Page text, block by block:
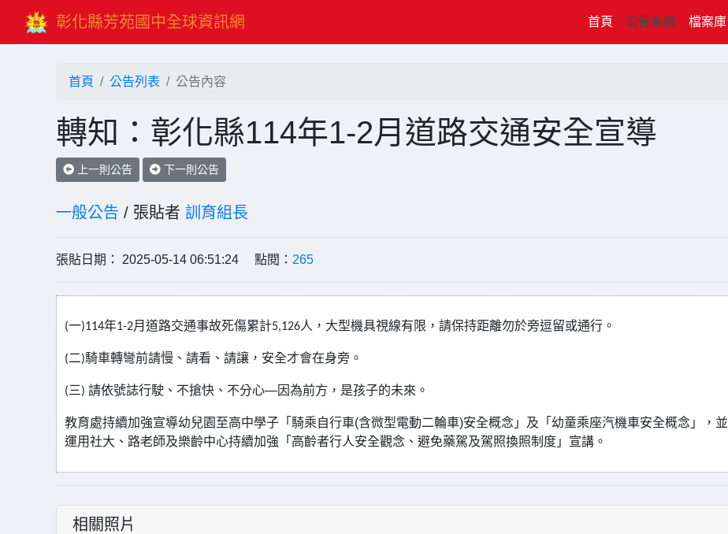
彰化縣芳苑國中全球資訊網 首頁(current)
公告系統 檔案庫
首頁 公告列表 公告內容
轉知：彰化縣114年1-2月道路交通安全宣導
上一則公告 下一則公告
一般公告 / 張貼者 訓育組長
張貼日期： 2025-05-14 06:51:24 點閱： 265
(一)114年1-2月道路交通事故死傷累計5,126人，大型機具視線有限，請保持距離勿於旁逗留或通行。
(二)騎車轉彎前請慢、請看、請讓，安全才會在身旁。
(三) 請依號誌行駛、不搶快、不分心──因為前方，是孩子的未來。
教育處持續加強宣導幼兒園至高中學子「騎乘自行車(含微型電動二輪車)安全概念」及「幼童乘座汽機車安全概念」，並
運用社大、路老師及樂齡中心持續加強「高齡者行人安全觀念、避免藥駕及駕照換照制度」宣講。
相關照片